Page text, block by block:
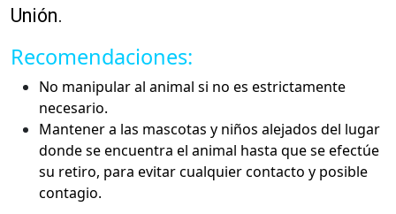
Unión.
Recomendaciones:
No manipular al animal si no es estrictamente
necesario.
Mantener a las mascotas y niños alejados del lugar
donde se encuentra el animal hasta que se efectúe
su retiro, para evitar cualquier contacto y posible
contagio.